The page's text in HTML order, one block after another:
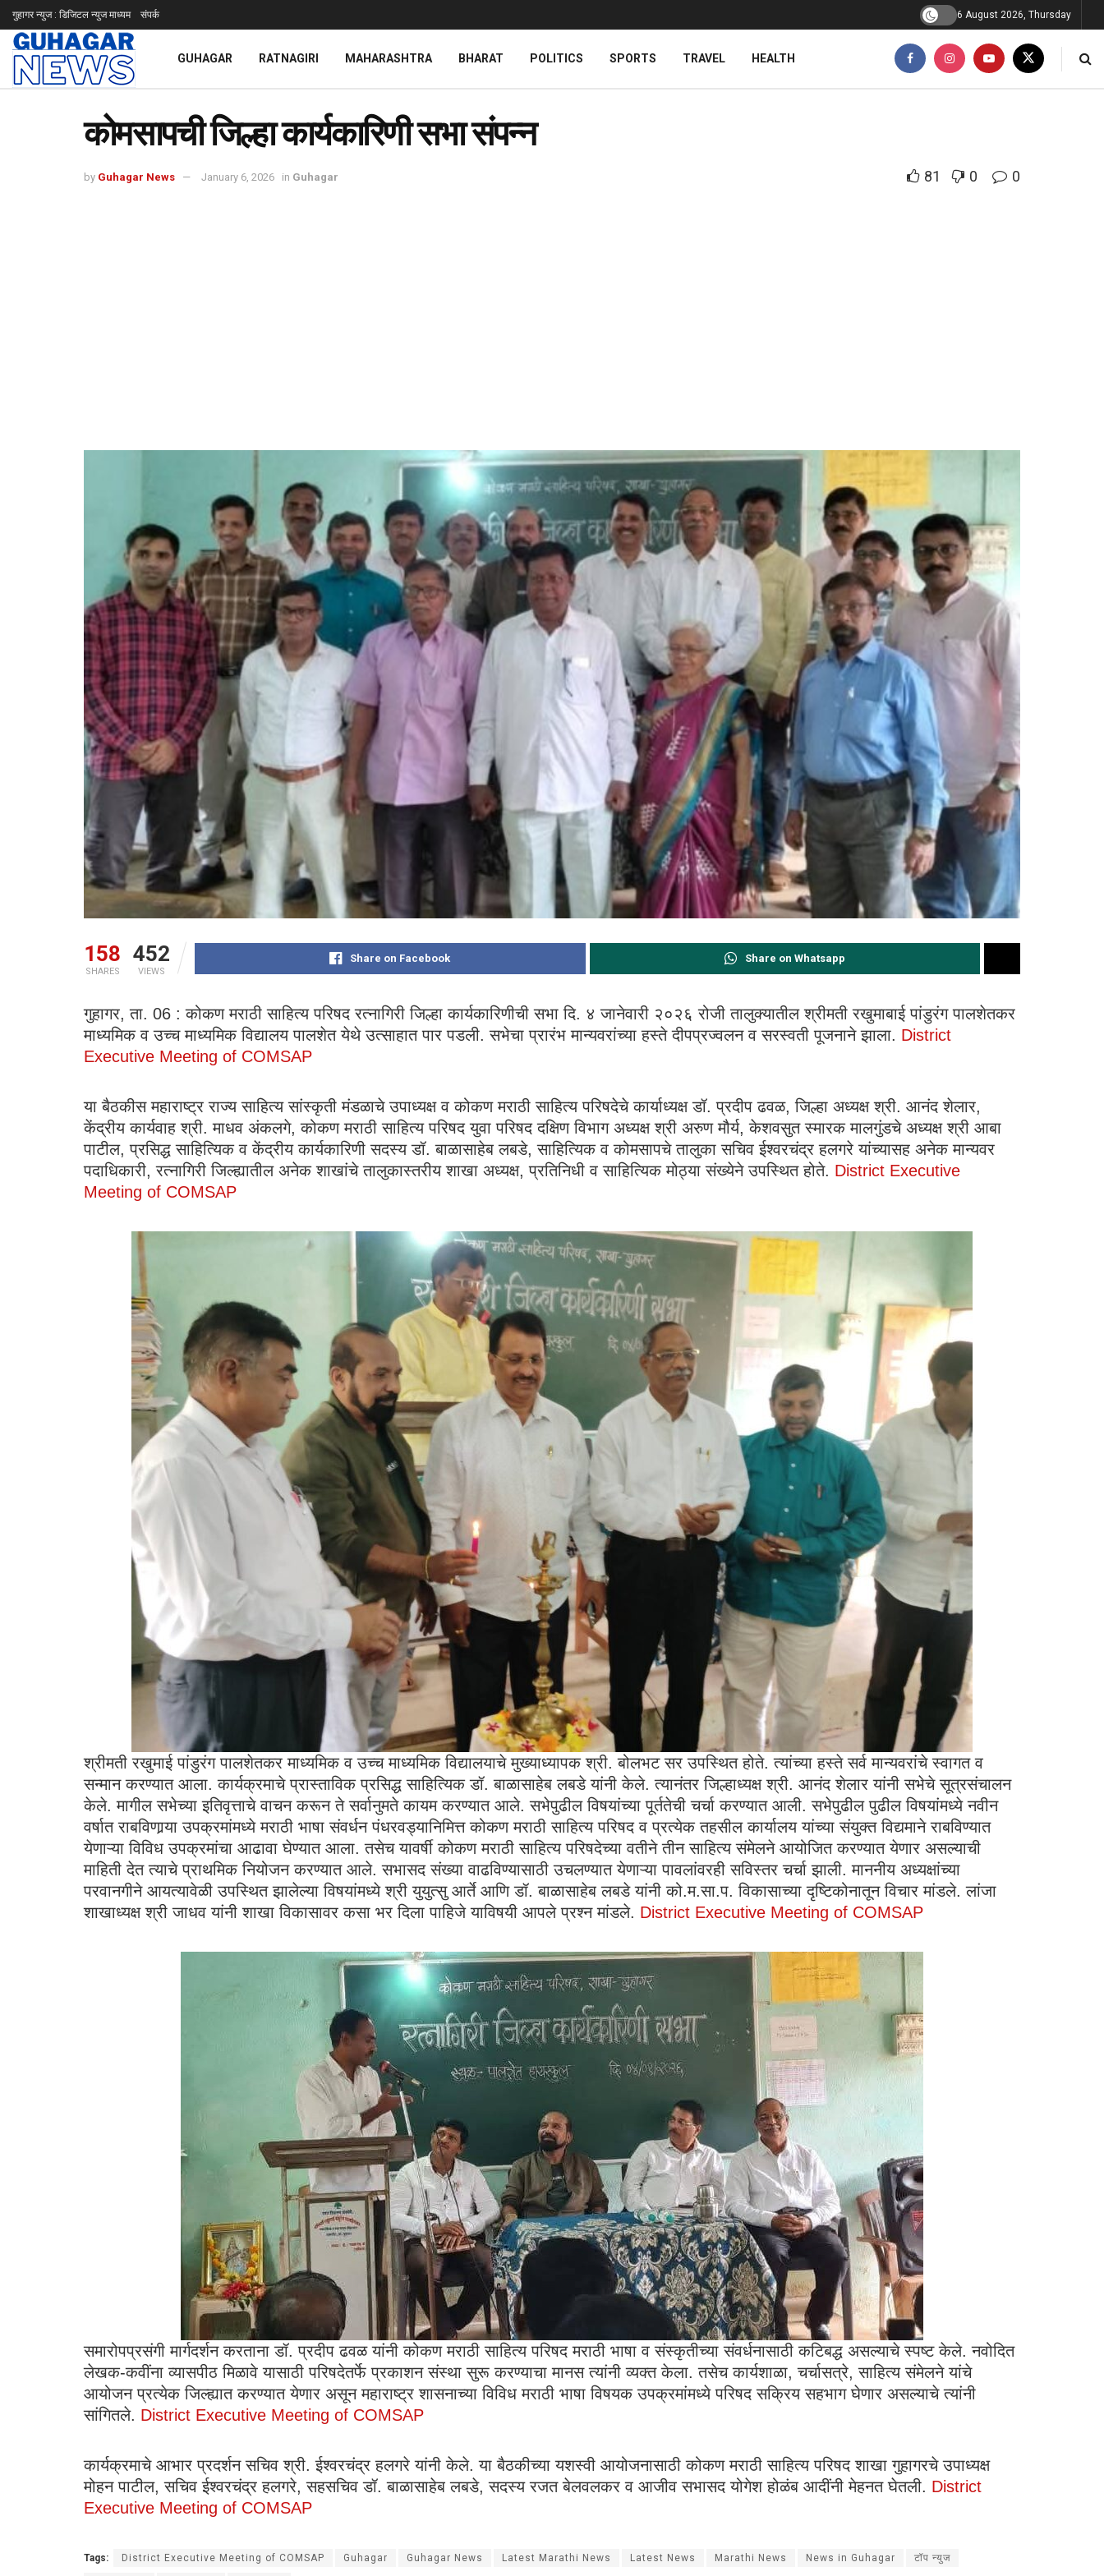
गुहागर न्युज : डिजिटल न्युज माध्यम संपर्क 6 August 2026, Thursday
GUHAGAR RATNAGIRI MAHARASHTRA BHARAT POLITICS SPORTS TRAVEL HEALTH
कोमसापची जिल्हा कार्यकारिणी सभा संपन्न
by Guhagar News January 6, 2026 in Guhagar 81 0 0
158
SHARES
452
VIEWS
Share on Facebook Share on Whatsapp
गुहागर, ता. 06 : कोकण मराठी साहित्य परिषद रत्नागिरी जिल्हा कार्यकारिणीची सभा दि. ४ जानेवारी २०२६ रोजी तालुक्यातील श्रीमती रखुमाबाई पांडुरंग पालशेतकर
माध्यमिक व उच्च माध्यमिक विद्यालय पालशेत येथे उत्साहात पार पडली. सभेचा प्रारंभ मान्यवरांच्या हस्ते दीपप्रज्वलन व सरस्वती पूजनाने झाला. District
Executive Meeting of COMSAP
या बैठकीस महाराष्ट्र राज्य साहित्य सांस्कृती मंडळाचे उपाध्यक्ष व कोकण मराठी साहित्य परिषदेचे कार्याध्यक्ष डॉ. प्रदीप ढवळ, जिल्हा अध्यक्ष श्री. आनंद शेलार,
केंद्रीय कार्यवाह श्री. माधव अंकलगे, कोकण मराठी साहित्य परिषद युवा परिषद दक्षिण विभाग अध्यक्ष श्री अरुण मौर्य, केशवसुत स्मारक मालगुंडचे अध्यक्ष श्री आबा
पाटील, प्रसिद्ध साहित्यिक व केंद्रीय कार्यकारिणी सदस्य डॉ. बाळासाहेब लबडे, साहित्यिक व कोमसापचे तालुका सचिव ईश्वरचंद्र हलगरे यांच्यासह अनेक मान्यवर
पदाधिकारी, रत्नागिरी जिल्ह्यातील अनेक शाखांचे तालुकास्तरीय शाखा अध्यक्ष, प्रतिनिधी व साहित्यिक मोठ्या संख्येने उपस्थित होते. District Executive
Meeting of COMSAP
श्रीमती रखुमाई पांडुरंग पालशेतकर माध्यमिक व उच्च माध्यमिक विद्यालयाचे मुख्याध्यापक श्री. बोलभट सर उपस्थित होते. त्यांच्या हस्ते सर्व मान्यवरांचे स्वागत व
सन्मान करण्यात आला. कार्यक्रमाचे प्रास्ताविक प्रसिद्ध साहित्यिक डॉ. बाळासाहेब लबडे यांनी केले. त्यानंतर जिल्हाध्यक्ष श्री. आनंद शेलार यांनी सभेचे सूत्रसंचालन
केले. मागील सभेच्या इतिवृत्ताचे वाचन करून ते सर्वानुमते कायम करण्यात आले. सभेपुढील विषयांच्या पूर्ततेची चर्चा करण्यात आली. सभेपुढील पुढील विषयांमध्ये नवीन
वर्षात राबविणार्‍या उपक्रमांमध्ये मराठी भाषा संवर्धन पंधरवड्यानिमित्त कोकण मराठी साहित्य परिषद व प्रत्येक तहसील कार्यालय यांच्या संयुक्त विद्यमाने राबविण्यात
येणाऱ्या विविध उपक्रमांचा आढावा घेण्यात आला. तसेच यावर्षी कोकण मराठी साहित्य परिषदेच्या वतीने तीन साहित्य संमेलने आयोजित करण्यात येणार असल्याची
माहिती देत त्याचे प्राथमिक नियोजन करण्यात आले. सभासद संख्या वाढविण्यासाठी उचलण्यात येणाऱ्या पावलांवरही सविस्तर चर्चा झाली. माननीय अध्यक्षांच्या
परवानगीने आयत्यावेळी उपस्थित झालेल्या विषयांमध्ये श्री युयुत्सु आर्ते आणि डॉ. बाळासाहेब लबडे यांनी को.म.सा.प. विकासाच्या दृष्टिकोनातून विचार मांडले. लांजा
शाखाध्यक्ष श्री जाधव यांनी शाखा विकासावर कसा भर दिला पाहिजे याविषयी आपले प्रश्न मांडले. District Executive Meeting of COMSAP
समारोपप्रसंगी मार्गदर्शन करताना डॉ. प्रदीप ढवळ यांनी कोकण मराठी साहित्य परिषद मराठी भाषा व संस्कृतीच्या संवर्धनासाठी कटिबद्ध असल्याचे स्पष्ट केले. नवोदित
लेखक-कवींना व्यासपीठ मिळावे यासाठी परिषदेतर्फे प्रकाशन संस्था सुरू करण्याचा मानस त्यांनी व्यक्त केला. तसेच कार्यशाळा, चर्चासत्रे, साहित्य संमेलने यांचे
आयोजन प्रत्येक जिल्ह्यात करण्यात येणार असून महाराष्ट्र शासनाच्या विविध मराठी भाषा विषयक उपक्रमांमध्ये परिषद सक्रिय सहभाग घेणार असल्याचे त्यांनी
सांगितले. District Executive Meeting of COMSAP
कार्यक्रमाचे आभार प्रदर्शन सचिव श्री. ईश्वरचंद्र हलगरे यांनी केले. या बैठकीच्या यशस्वी आयोजनासाठी कोकण मराठी साहित्य परिषद शाखा गुहागरचे उपाध्यक्ष
मोहन पाटील, सचिव ईश्वरचंद्र हलगरे, सहसचिव डॉ. बाळासाहेब लबडे, सदस्य रजत बेलवलकर व आजीव सभासद योगेश होळंब आदींनी मेहनत घेतली. District
Executive Meeting of COMSAP
Tags: District Executive Meeting of COMSAP Guhagar Guhagar News Latest Marathi News Latest News Marathi News News in Guhagar टॉप न्युज